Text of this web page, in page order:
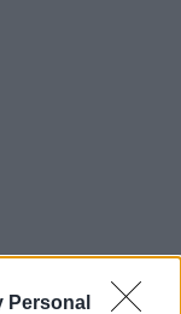
Personal